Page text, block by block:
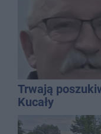
Trwają
Kucały